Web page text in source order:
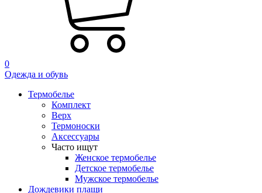
0
Одежда и обувь
Термобелье
Комплект
Верх
Термоноски
Аксессуары
Часто ищут
Женское термобелье
Детское термобелье
Мужское термобелье
Дождевики плащи